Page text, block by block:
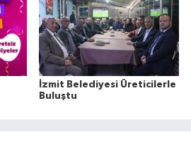
İzmit Belediyesi Üreticilerle
Buluştu